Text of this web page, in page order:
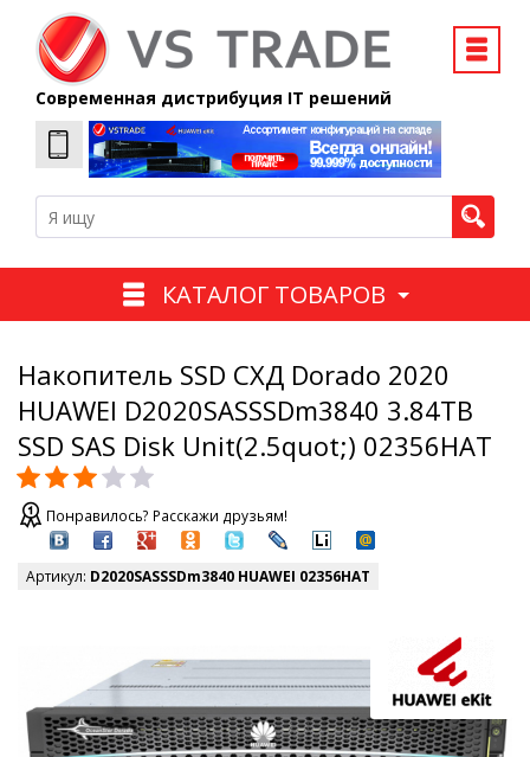
Современная дистрибуция IT решений
КАТАЛОГ ТОВАРОВ
Накопитель SSD СХД Dorado 2020
HUAWEI D2020SASSSDm3840 3.84TB
SSD SAS Disk Unit(2.5quot;) 02356HAT
Понравилось? Расскажи друзьям!
Артикул: D2020SASSSDm3840 HUAWEI 02356HAT